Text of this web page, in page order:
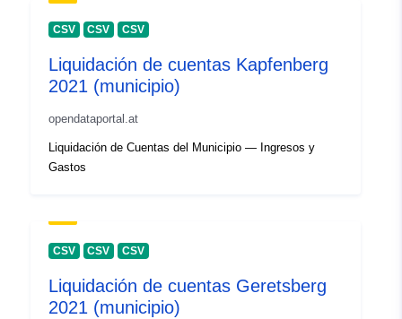
CSV CSV CSV
Liquidación de cuentas Kapfenberg
2021 (municipio)
opendataportal.at
Liquidación de Cuentas del Municipio — Ingresos y
Gastos
CSV CSV CSV
Liquidación de cuentas Geretsberg
2021 (municipio)